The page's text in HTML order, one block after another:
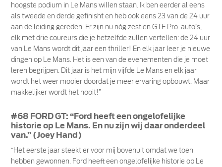
hoogste podium in Le Mans willen staan. Ik ben eerder al eens
als tweede en derde gefinisht en heb ook eens 23 van de 24 uur
aan de leiding gereden. Er zijn nu nóg zestien GTE Pro-auto’s,
elk met drie coureurs die je hetzelfde zullen vertellen: de 24 uur
van Le Mans wordt dit jaar een thriller! En elk jaar leer je nieuwe
dingen op Le Mans. Het is een van de evenementen die je moet
leren begrijpen. Dit jaar is het mijn vijfde Le Mans en elk jaar
wordt het weer mooier doordat je meer ervaring opbouwt. Maar
makkelijker wordt het nooit!”
#68 FORD GT: “Ford heeft een ongelofelijke
historie op Le Mans. En nu zijn wij daar onderdeel
van.” (Joey Hand)
“Het eerste jaar steekt er voor mij bovenuit omdat we toen
hebben gewonnen. Ford heeft een ongelofelijke historie op Le